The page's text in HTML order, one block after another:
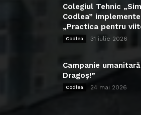
Colegiul Tehnic
Codlea”
„Practica pentru
Codlea 31 iulie 2026
Campanie
Dragoș!”
Codlea 24 mai 2026